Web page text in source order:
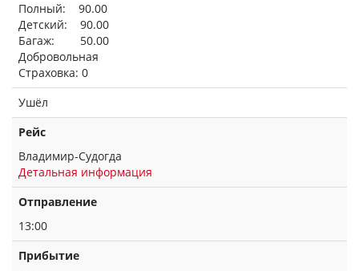
Полный: 90.00
Детский: 90.00
Багаж: 50.00
Добровольная
Страховка: 0
Ушёл
Рейс
Владимир-Судогда
Детальная информация
Отправление
13:00
Прибытие